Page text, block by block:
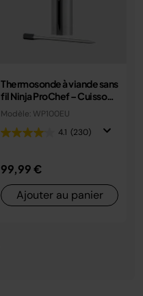
Thermosonde à viande sans
fil Ninja ProChef – Cuisson
précise au degré près
WP100EU
Modèle: WP100EU
4.1 (230)
99,99 €
Ajouter au panier